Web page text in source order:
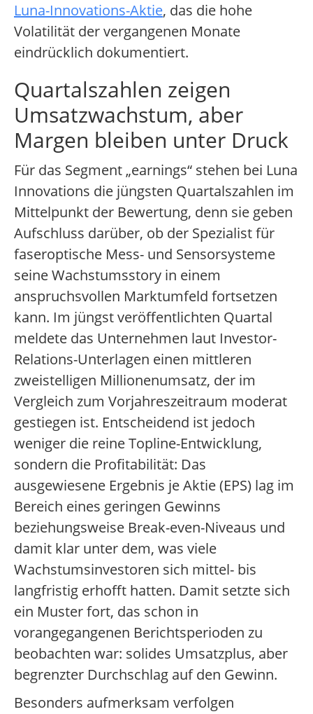
Luna-Innovations-Aktie, das die hohe
Volatilität der vergangenen Monate
eindrücklich dokumentiert.
Quartalszahlen zeigen
Umsatzwachstum, aber
Margen bleiben unter Druck
Für das Segment „earnings“ stehen bei Luna
Innovations die jüngsten Quartalszahlen im
Mittelpunkt der Bewertung, denn sie geben
Aufschluss darüber, ob der Spezialist für
faseroptische Mess- und Sensorsysteme
seine Wachstumsstory in einem
anspruchsvollen Marktumfeld fortsetzen
kann. Im jüngst veröffentlichten Quartal
meldete das Unternehmen laut Investor-
Relations-Unterlagen einen mittleren
zweistelligen Millionenumsatz, der im
Vergleich zum Vorjahreszeitraum moderat
gestiegen ist. Entscheidend ist jedoch
weniger die reine Topline-Entwicklung,
sondern die Profitabilität: Das
ausgewiesene Ergebnis je Aktie (EPS) lag im
Bereich eines geringen Gewinns
beziehungsweise Break-even-Niveaus und
damit klar unter dem, was viele
Wachstumsinvestoren sich mittel- bis
langfristig erhofft hatten. Damit setzte sich
ein Muster fort, das schon in
vorangegangenen Berichtsperioden zu
beobachten war: solides Umsatzplus, aber
begrenzter Durchschlag auf den Gewinn.
Besonders aufmerksam verfolgen